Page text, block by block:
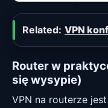
Related: VPN
Router w
się wysypie)
VPN na routerze